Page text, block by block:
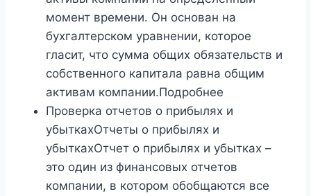
момент времени. Он основан на
бухгалтерском уравнении, которое
гласит, что сумма общих обязательств и
собственного капитала равна общим
активам компании.Подробнее
Проверка отчетов о прибылях и
убыткахОтчеты о прибылях и
убыткахОтчет о прибылях и убытках –
это один из финансовых отчетов
компании, в котором обобщаются все